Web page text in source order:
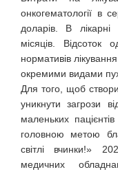
онкогематології в
доларів. В
місяців. Відсоток
нормативів
окремими видами
Для того, щоб
уникнути загрози
маленьких
головною метою
світлі вчинки!»
медичних